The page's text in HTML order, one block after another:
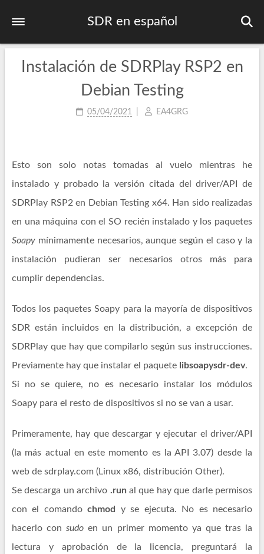
SDR en español
Inicio
Listado de frecuencias
Publicaciones
Instalación de SDRPlay RSP2 en
Debian Testing
05/04/2021 EA4GRG
Esto son solo notas tomadas al vuelo mientras he
instalado y probado la versión citada del driver/API de
SDRPlay RSP2 en Debian Testing x64. Han sido realizadas
en una máquina con el SO recién instalado y los paquetes
Soapy mínimamente necesarios, aunque según el caso y la
instalación pudieran ser necesarios otros más para
cumplir dependencias.
Todos los paquetes Soapy para la mayoría de dispositivos
SDR están incluidos en la distribución, a excepción de
SDRPlay que hay que compilarlo según sus instrucciones.
Previamente hay que instalar el paquete libsoapysdr-dev.
Si no se quiere, no es necesario instalar los módulos
Soapy para el resto de dispositivos si no se van a usar.
Primeramente, hay que descargar y ejecutar el driver/API
(la más actual en este momento es la API 3.07) desde la
web de sdrplay.com (Linux x86, distribución Other).
Se descarga un archivo .run al que hay que darle permisos
con el comandochmod
y se ejecuta. No es necesario
hacerlo consudo en un primer momento ya que tras la
lectura y aprobación de la licencia, preguntará la